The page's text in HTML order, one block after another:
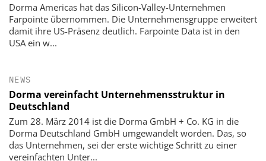
Dorma Americas hat das Silicon-Valley-Unternehmen
Farpointe übernommen. Die Unternehmensgruppe erweitert
damit ihre US-Präsenz deutlich. Farpointe Data ist in den
USA ein w...
NEWS
Dorma vereinfacht Unternehmensstruktur in
Deutschland
Zum 28. März 2014 ist die Dorma GmbH + Co. KG in die
Dorma Deutschland GmbH umgewandelt worden. Das, so
das Unternehmen, sei der erste wichtige Schritt zu einer
vereinfachten Unter...